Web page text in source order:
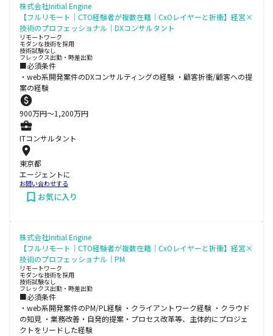
株式会社Initial Engine
【フルリモート｜CTO経験者が複数在籍｜CxOレイヤーと折衝】経営×
技術のプロフェッショナル｜DXコンサルタント
リモートワーク
モダンな技術を採用
技術試験なし
フレックス出勤・時差出勤
■必須条件
・web系開発案件のDXコンサルティングの経験 ・顧客折衝/顧客への提
案の経験
900万円〜1,200万円
ITコンサルタント
東京都
エージェントに
お問い合わせする
お気に入り
株式会社Initial Engine
【フルリモート｜CTO経験者が複数在籍｜CxOレイヤーと折衝】経営×
技術のプロフェッショナル｜PM
リモートワーク
モダンな技術を採用
技術試験なし
フレックス出勤・時差出勤
■必須条件
・web系開発案件のPM/PL経験 ・クライアントワーク経験 ・クラウド
の知見 ・業務改善・自発的提案・プロセス改革等、主体的にプロジェ
クトをリードした経験